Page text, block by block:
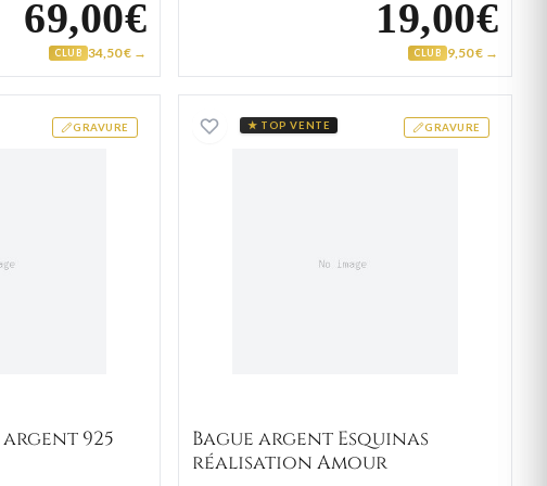
69,00€
CLUB 34,50 € →
19,00€
CLUB 9,50 € →
GRAVURE
Bague Alliance argent 925 gravable Rehim
925
GRAVURE
★ TOP VENTE Bague argent Esquinas
Bague argent Esquinas
réalisation Amour